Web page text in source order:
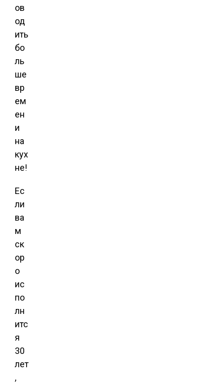
ов
од
ить
бо
ль
ше
вр
ем
ен
и
на
кух
не!
Ес
ли
ва
м
ск
ор
о
ис
по
лн
итс
я
30
лет
,